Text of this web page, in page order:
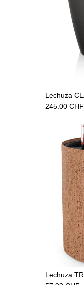
245.00CHF